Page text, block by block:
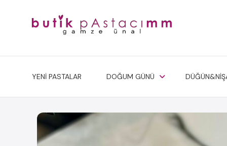
YENİ PASTALAR DOĞUM GÜNÜ